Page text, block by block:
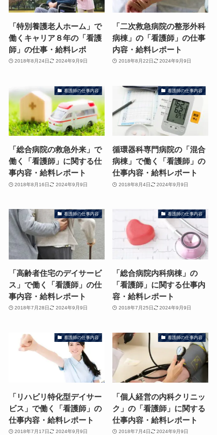
「特別養護老人ホーム」で
働くキャリア８年の「看護
師」の仕事・給料レポ
2018年8月24日 2024年9月9日
「二次救急病院の整形外科
病棟」の「看護師」の仕事
内容・給料レポート
2018年8月22日 2024年9月9日
看護師の仕事内容
「総合病院の救急外来」で
働く「看護師」に関する仕
事内容・給料レポート
2018年8月16日 2024年9月9日
看護師の仕事内容
循環器科専門病院の「混合
病棟」で働く「看護師」の
仕事内容・給料レポート
2018年8月4日 2024年9月9日
看護師の仕事内容
「高齢者住宅のデイサービ
ス」で働く「看護師」の仕
事内容・給料レポート
2018年7月28日 2024年9月9日
看護師の仕事内容
「総合病院内科病棟」の
「看護師」に関する仕事内
容・給料レポート
2018年7月25日 2024年9月9日
看護師の仕事内容
「リハビリ特化型デイサー
ビス」で働く「看護師」の
仕事内容・給料レポート
2018年7月17日 2024年9月9日
看護師の仕事内容
「個人経営の内科クリニッ
ク」の「看護師」に関する
仕事内容・給料レポート
2018年7月4日 2024年9月9日